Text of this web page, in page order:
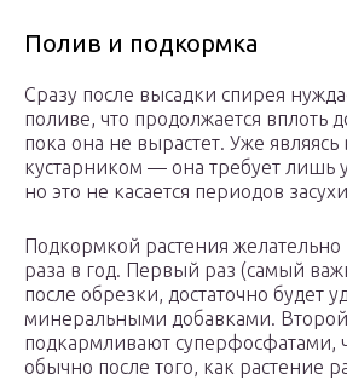
Полив и подкормка
Сразу после высадки спирея
поливе, что продолжается вплоть
пока она не вырастет. Уже
кустарником — она требует лишь
но это не касается периодов
Подкормкой растения желательно
раза в год. Первый раз (самый
после обрезки, достаточно будет
минеральными добавками. Второй
подкармливают суперфосфатами,
обычно после того, как растение